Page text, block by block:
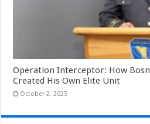
Operation Interceptor: How
Created His Own Elite Unit
October 2, 2025